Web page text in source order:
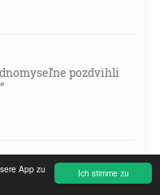
Ich stimme zu
App zu
pozdvihli
- 31 Cand au auzit ei